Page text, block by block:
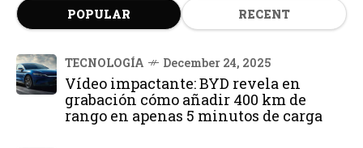
POPULAR RECENT
TECNOLOGÍA December 24, 2025
Vídeo impactante: BYD revela en
grabación cómo añadir 400 km de
rango en apenas 5 minutos de carga